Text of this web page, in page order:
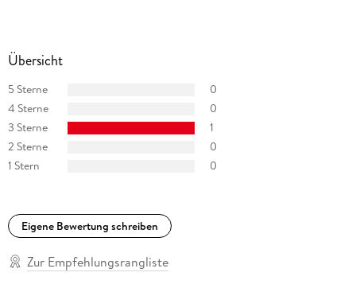
Übersicht
5 Sterne
0
4 Sterne
0
3 Sterne
1
2 Sterne
0
1 Stern
0
Eigene Bewertung schreiben
Zur Empfehlungsrangliste